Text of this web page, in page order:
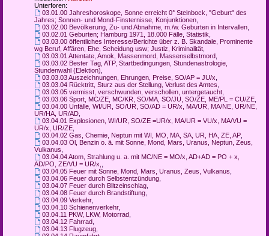
Unterforen:
03.01.00 Jahreshoroskope, Sonne erreicht 0° Steinbock, "Geburt" des
Jahres; Sonnen- und Mond-Finsternisse, Konjunktionen
03.02.00 Bevölkerung, Zu- und Abnahme, m./w. Geburten in Intervallen,
03.02.01 Geburten; Hamburg 1971, 18.000 Fälle, Statistik
03.03.00 öffentliches Interesse/Berichte über z. B. Skandale, Prominente
wg Beruf, Affären, Ehe, Scheidung usw; Justiz, Kriminalität
03.03.01 Attentate, Amok, Massenmord, Massenselbstmord,
03.03.02 Bester Tag, ATP, Startbedingungen, Stundenastrologie,
Stundenwahl (Elektion)
03.03.03 Auszeichnungen, Ehrungen, Preise, SO/AP = JU/x
03.03.04 Rücktritt, Sturz aus der Stellung, Verlust des Amtes
03.03.05 vermisst, verschwunden, verschollen, untergetaucht,
03.03.06 Sport, MC/ZE, MC/KR, SO/MA, SO/JU, SO/ZE, ME/PL = CU/ZE,
03.04.00 Unfälle, WI/UR, SO/UR, SO/AD = UR/x, MA/UR, MA/NE, UR/NE,
UR/HA, UR/AD
03.04.01 Explosionen, WI/UR, SO/ZE =UR/x, MA/UR = VU/x, MA/VU =
UR/x, UR/ZE
03.04.02 Gas, Chemie, Neptun mit WI, MO, MA, SA, UR, HA, ZE, AP,
03.04.03 Öl, Benzin o. ä. mit Sonne, Mond, Mars, Uranus, Neptun, Zeus,
Vulkanus
03.04.04 Atom, Strahlung u. a. mit MC/NE = MO/x, AD+AD = PO + x,
AD/PO, ZE/VU = UR/x,
03.04.05 Feuer mit Sonne, Mond, Mars, Uranus, Zeus, Vulkanus
03.04.06 Feuer durch Selbstentzündung,
03.04.07 Feuer durch Blitzeinschlag,
03.04.08 Feuer durch Brandstiftung,
03.04.09 Verkehr,
03.04.10 Schienenverkehr,
03.04.11 PKW, LKW, Motorrad,
03.04.12 Fahrrad,
03.04.13 Flugzeug,